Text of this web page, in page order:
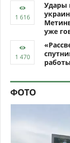
Удары
уже
работы
ФОТО